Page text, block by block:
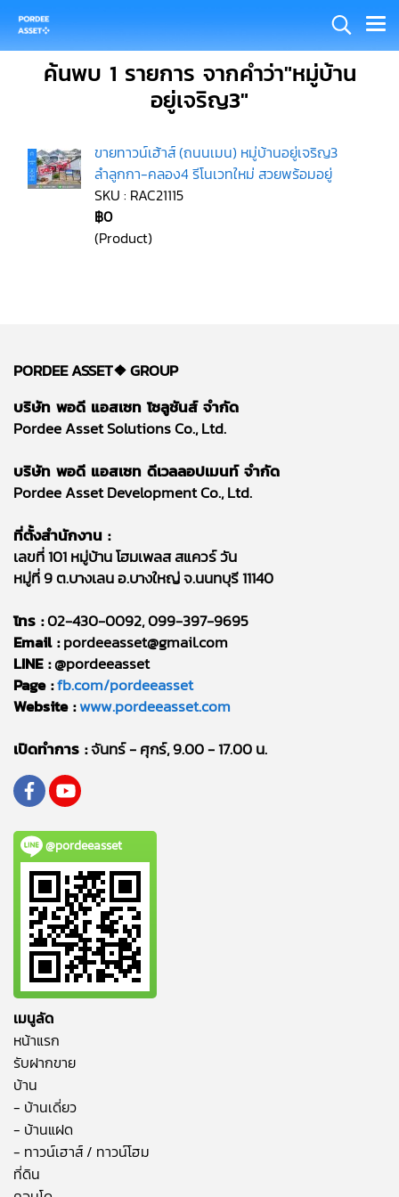
ค้นพบ 1 รายการ จากคำว่า"หมู่บ้าน
อยู่เจริญ3"
ขายทาวน์เฮ้าส์ (ถนนเมน) หมู่บ้านอยู่เจริญ3
ลำลูกกา-คลอง4 รีโนเวทใหม่ สวยพร้อมอยู่
SKU : RAC21115
฿0
(Product)
PORDEE ASSET❖GROUP
บริษัท พอดี แอสเซท โซลูชันส์ จำกัด
Pordee Asset Solutions Co., Ltd.
บริษัท พอดี แอสเซท ดีเวลลอปเมนท์ จำกัด
Pordee Asset Development Co., Ltd.
ที่ตั้งสำนักงาน :
เลขที่ 101 หมู่บ้าน โฮมเพลส สแควร์ วัน
หมู่ที่ 9 ต.บางเลน อ.บางใหญ่ จ.นนทบุรี 11140
โทร :02-430-0092, 099-397-9695
Email :pordeeasset@gmail.com
LINE :@pordeeasset
Page :fb.com/pordeeasset
Website :www.pordeeasset.com
เปิดทำการ :จันทร์ - ศุกร์, 9.00 - 17.00 น.
@pordeeasset
เมนูลัด
หน้าแรก
รับฝากขาย
บ้าน
- บ้านเดี่ยว
- บ้านแฝด
- ทาวน์เฮาส์ / ทาวน์โฮม
ที่ดิน